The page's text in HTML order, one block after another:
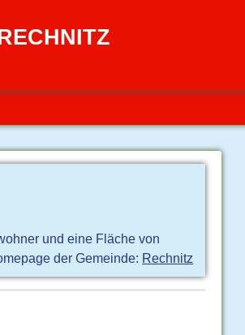
und eine Fläche von
der Gemeinde: Rechnitz